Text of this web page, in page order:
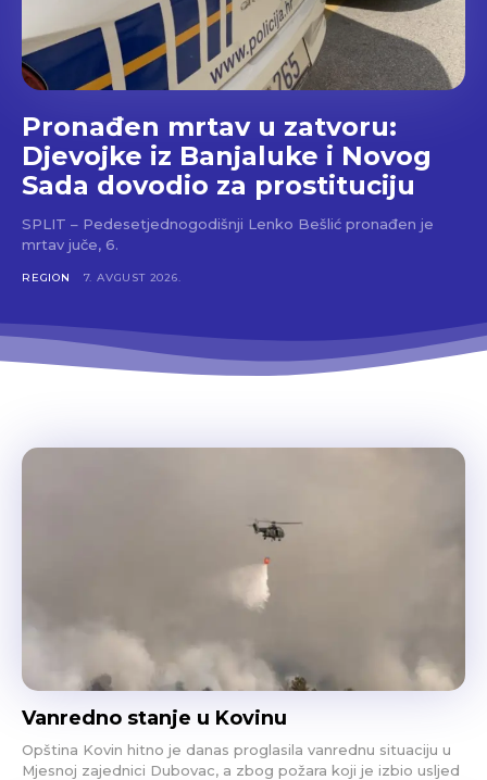
Pronađen mrtav u zatvoru:
Djevojke iz Banjaluke i Novog
Sada dovodio za prostituciju
SPLIT – Pedesetjednogodišnji Lenko Bešlić pronađen je
mrtav juče, 6.
REGION 7. AVGUST 2026.
Vanredno stanje u Kovinu
Opština Kovin hitno je danas proglasila vanrednu situaciju u
Mjesnoj zajednici Dubovac, a zbog požara koji je izbio usljed